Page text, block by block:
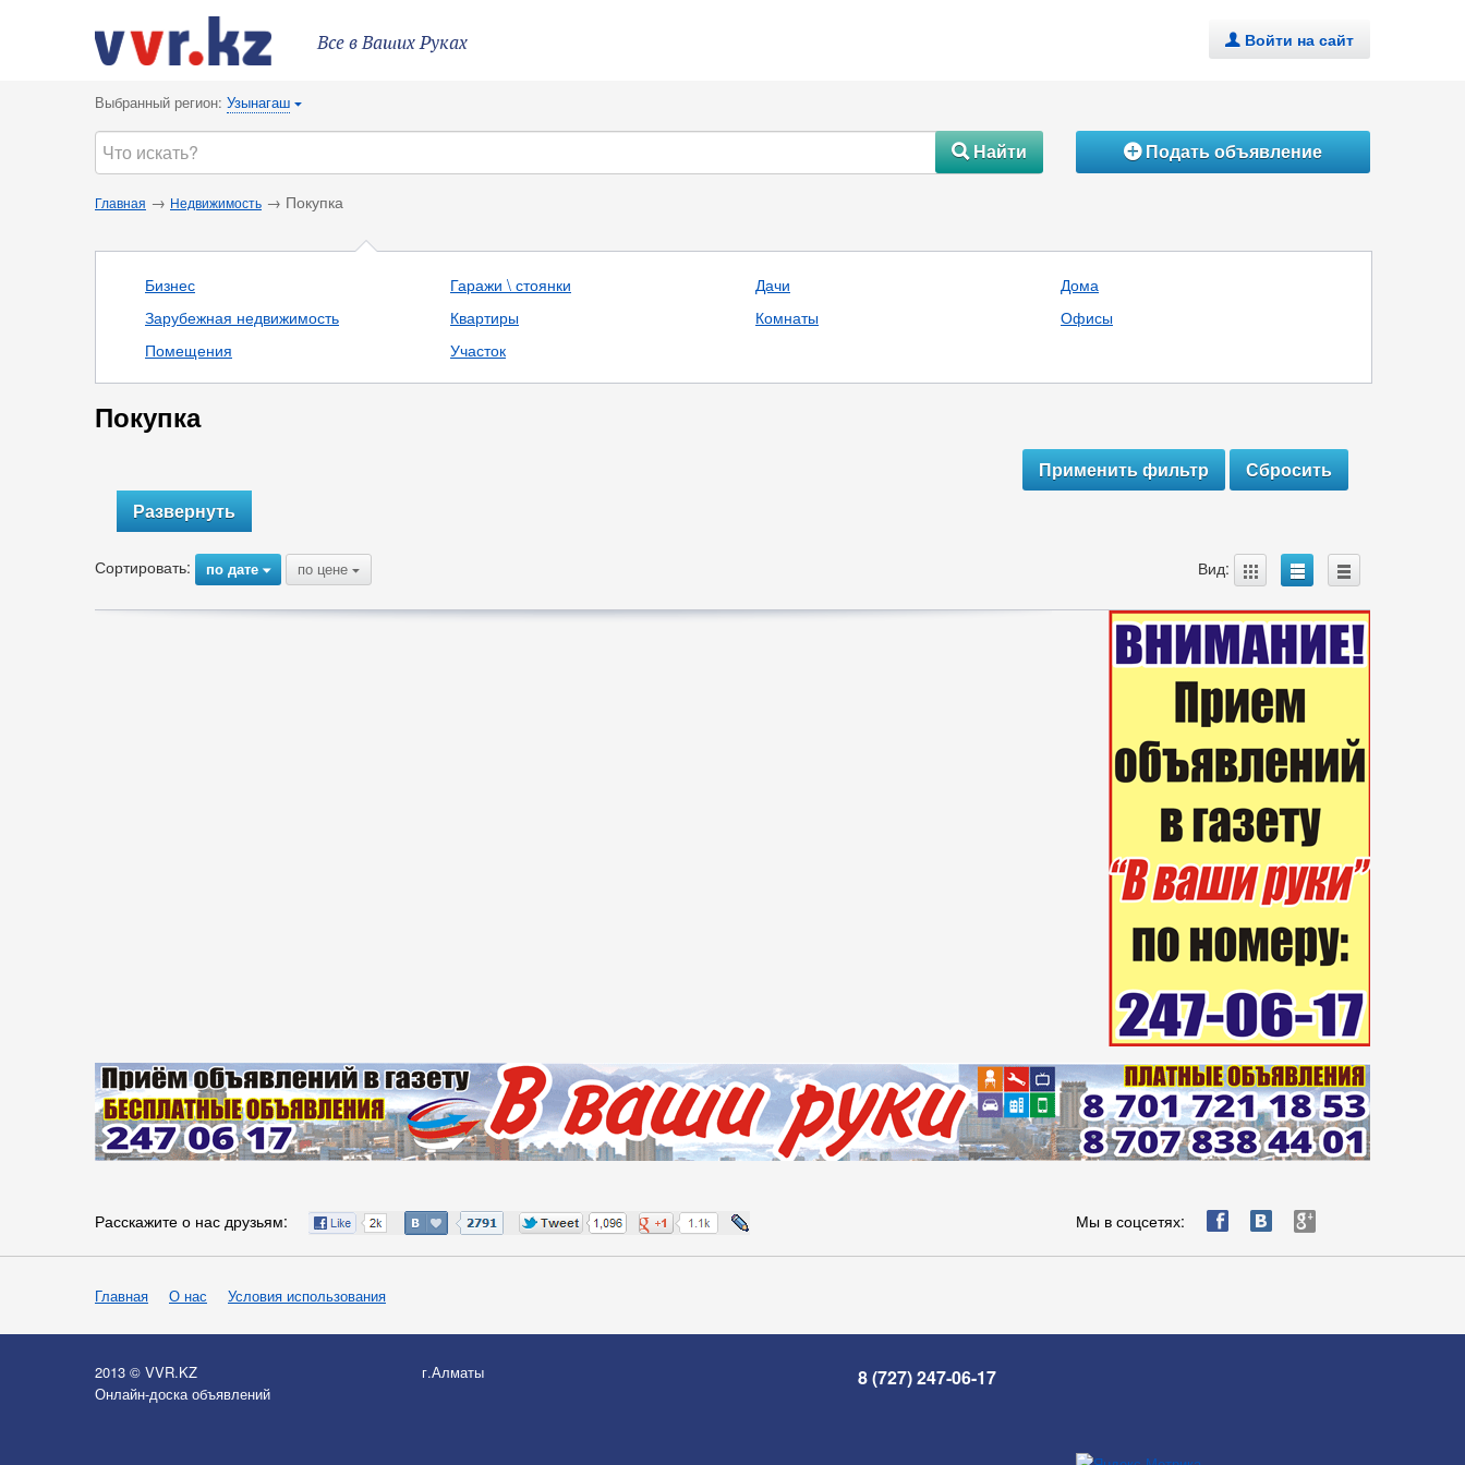
Все в Ваших Руках . Войти на сайт
Выбранный регион: Узынагаш {
#Найти ÁПодать объявление
Главная → Недвижимость → Покупка
Бизнес
Зарубежная недвижимость
Помещения
Гаражи \ стоянки
Квартиры
Участок
Дачи
Комнаты
Дома
Офисы
Покупка
Развернуть
Сортировать: по дате{ по цене { Вид: A B C
Расскажите о нас друзьям: Мы в соцсетях: ä æ è
Главная О нас Условия использования
2013 © VVR.KZ
Онлайн-доска объявлений
г.Алматы 8 (727) 247-06-17